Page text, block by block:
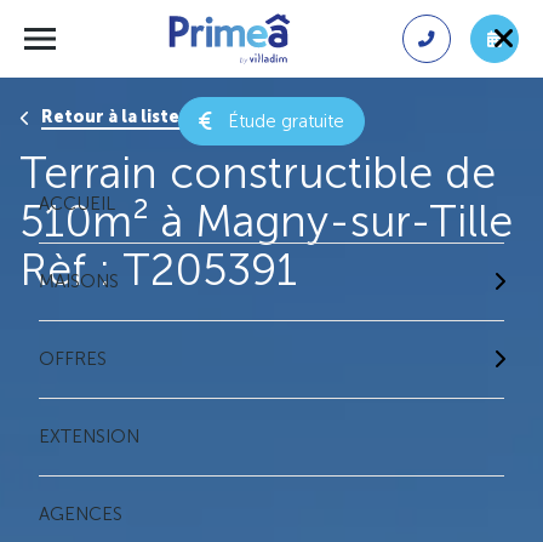
Étude gratuite
ACCUEIL
MAISONS
OFFRES
EXTENSION
AGENCES
Retour à la liste des résultats
Terrain constructible de
510m² à Magny-sur-Tille
Rèf : T205391